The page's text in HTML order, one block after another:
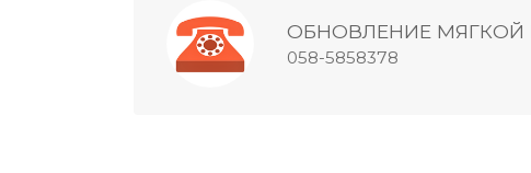
ОБНОВЛЕНИЕ МЯГКОЙ
058-5858378